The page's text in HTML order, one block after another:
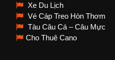
Xe Du Lịch
Vé Cáp Treo Hòn Thơm
Tàu Câu Cá – Câu Mực
Cho Thuê Cano